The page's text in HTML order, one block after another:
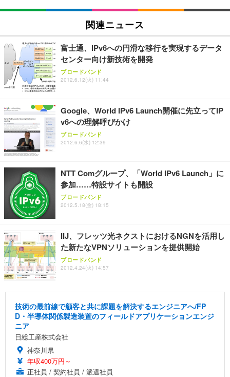
Sezlife オフィスチェア デスクチェア 疲れない テレ
ワーク チェア 強化バックレスト 30度ロッキング機
レスト 3Dヘッドレスト ハンガー付き 高反発クッシ
ョン PCチェア 通気性メッシュ ゲーミング/勉強/事
務用 おしゃれ パソコンチェア (ブラック)
￥7,680
Sezlife オフィスチェア デスクチェア 疲れない テレ
レスト 3Dヘッドレスト ハンガー付き 高反発クッシ
ョン PCチェア 通気性メッシュ ゲーミング/勉強/事
務用 おしゃれ パソコンチェア (ホワイト)
￥7,680
ANDWINT オフィスチェア デスクチェア 肘なし メ
ト 幅52×奥行58.5×高さ84～96cm テレワーク 在宅
勤務 ブラック
￥4,139
【純正品】27"ゲーミングモニター DualSense 充電
フック付き（CFI-ZDM1J）
￥49,979
【整備済み品】Dell E2724HS 27インチ 液晶モニタ
応 ComfortView ビジネス向け
￥15,800
【MiniLED/24.5inch/280Hz/FHD】GRAPHT THE S
像低減 (3年保証 | 輝点保証 | 日本メーカー)
￥34,980
ネオ・ルーライフ ネオ・オムツ L 中型犬用 26枚入
り 単品
￥1,800
Smart Basic(スマートベーシック) 【Amazon.co.jp
￥3,670
アイリスオーヤマ ペットシーツ 超厚型 お徳用 レギ
￥3,731
関連ニュース
富士通、IPv6への円滑な移行を実現するデータ
センター向け新技術を開発
ブロードバンド
2012.6.12(火) 11:44
Google、World IPv6 Launch開催に先立ってIP
v6への理解呼びかけ
ブロードバンド
2012.6.6(水) 12:39
NTT Comグループ、「World IPv6 Launch」に
参加……特設サイトも開設
ブロードバンド
2012.5.18(金) 18:15
IIJ、フレッツ光ネクストにおけるNGNを活用し
た新たなVPNソリューションを提供開始
ブロードバンド
2012.4.24(火) 14:57
技術の最前線で顧客と共に課題を解決するエンジニアへ/FP
D・半導体関係製造装置のフィールドアプリケーションエンジ
ニア
日総工産株式会社
神奈川県
年収400万円～
正社員 / 契約社員 / 派遣社員